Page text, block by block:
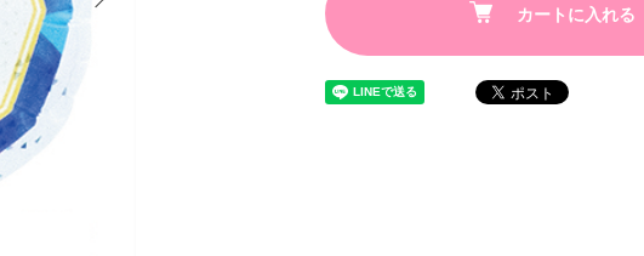
カートに入れる